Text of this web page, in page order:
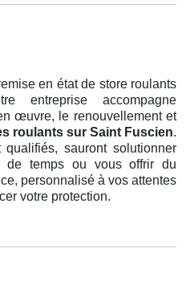
en état de store roulants
entreprise accompagne
œuvre, le renouvellement et
roulants sur Saint Fuscien.
qualifiés, sauront solutionner
de temps ou vous offrir du
personnalisé à vos attentes
votre protection.